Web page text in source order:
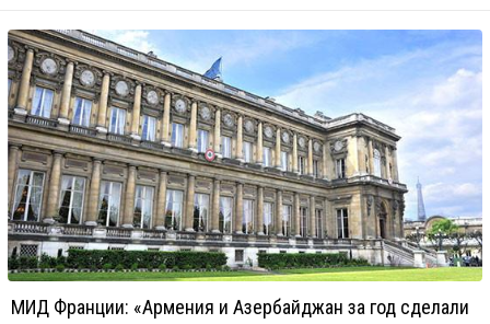
МИД Франции: «Армения и Азербайджан за год сделали